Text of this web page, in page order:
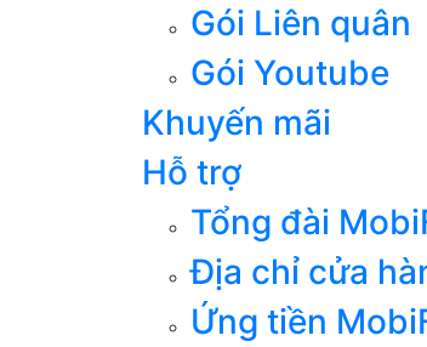
Gói Liên quân
Gói Youtube
Khuyến mãi
Hỗ trợ
Tổng đài
Địa chỉ cửa
Ứng tiền